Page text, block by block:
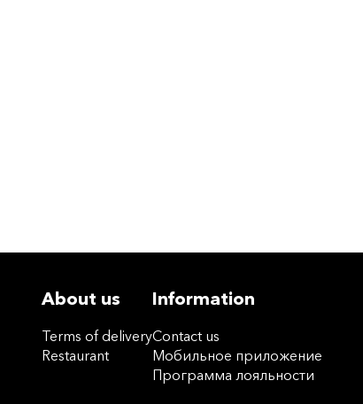
About us
Terms of delivery
Restaurant
Information
Contact us
Мобильное приложение
Программа лояльности